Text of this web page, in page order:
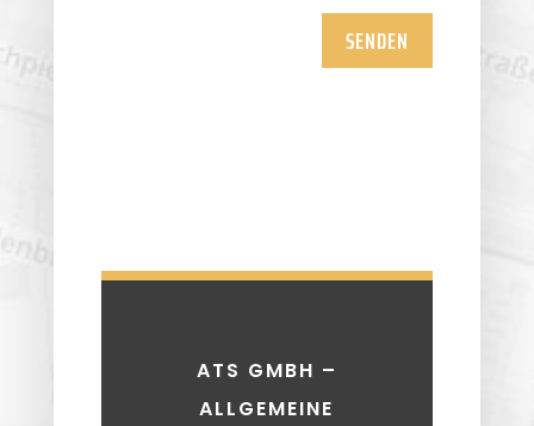
SENDEN
ATS GMBH –
ALLGEMEINE